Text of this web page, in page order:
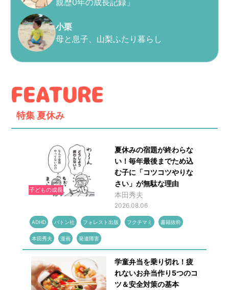
小栗
母と息子、山梨ふたり暮らし
特集 夏休み
子どもの成長
夏休みの宿題が終わらな
い！毎年最後までため込
む子に「コツコツやりな
さい」が無駄な理由
本田秀夫
2026.08.06
ADHD バトン社 フォレスト出版 フクチマミ 書籍抜粋
本田秀夫 漫画 発達障害
学童弁当を乗り切れ！疲
れないお弁当作り5つのコ
ツ＆安全対策の基本